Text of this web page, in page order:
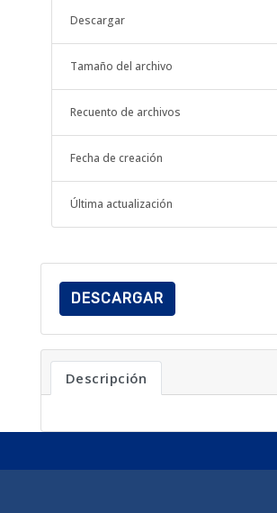
Descargar
Tamaño del archivo
Recuento de archivos
Fecha de creación
Última actualización
DESCARGAR
Descripción